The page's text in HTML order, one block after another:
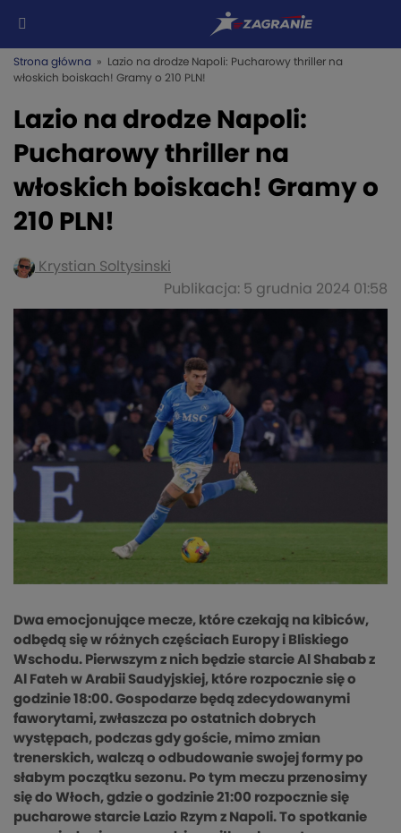
Strona główna » Lazio na drodze Napoli: Pucharowy thriller na
włoskich boiskach! Gramy o 210 PLN!
Lazio na drodze Napoli:
Pucharowy thriller na
włoskich boiskach! Gramy o
210 PLN!
Krystian Soltysinski
Publikacja: 5 grudnia 2024 01:58
Dwa emocjonujące mecze, które czekają na kibiców,
odbędą się w różnych częściach Europy i Bliskiego
Wschodu. Pierwszym z nich będzie starcie Al Shabab z
Al Fateh w Arabii Saudyjskiej, które rozpocznie się o
godzinie 18:00. Gospodarze będą zdecydowanymi
faworytami, zwłaszcza po ostatnich dobrych
występach, podczas gdy goście, mimo zmian
trenerskich, walczą o odbudowanie swojej formy po
słabym początku sezonu. Po tym meczu przenosimy
się do Włoch, gdzie o godzinie 21:00 rozpocznie się
pucharowe starcie Lazio Rzym z Napoli. To spotkanie